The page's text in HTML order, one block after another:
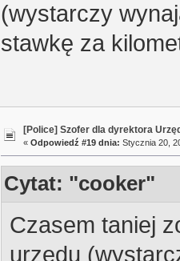
(wystarczy
stawkę za
[Police] Szofer dla dyrektora
« Odpowiedź #19 dnia: Stycznia 20,
Cytat: "cooker"
Czasem taniej
urzędu